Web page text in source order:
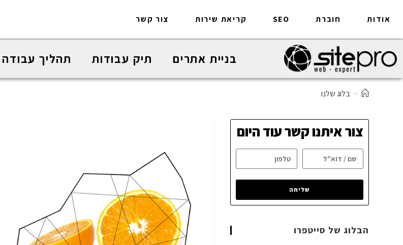
אודות חוברת SEO קריאת שירות צור קשר
בניית אתרים תיק עבודות תהליך עבודה
> בלוג שלנו
צור איתנו קשר עוד היום
שליחה
הבלוג של סייטפרו